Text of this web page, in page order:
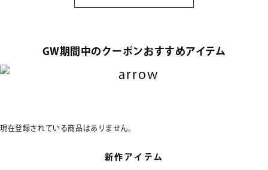
GW期間中のクーポンおすすめアイテム
現在登録されている商品はありません。
新作アイテム